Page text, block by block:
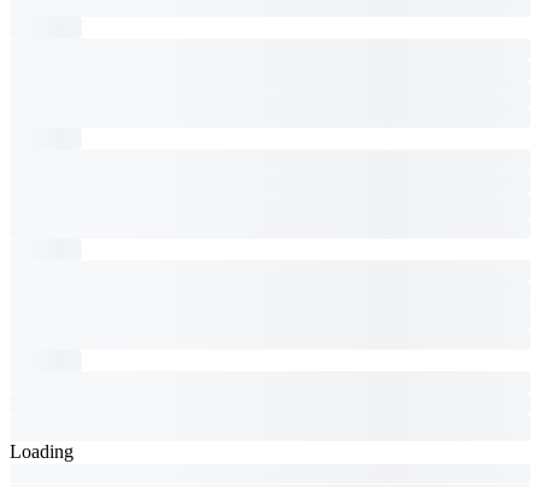
Loading